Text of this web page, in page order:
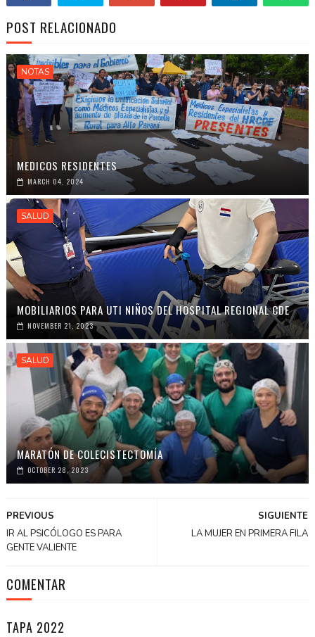
POST RELACIONADO
NOTAS
MEDICOS RESIDENTES
MARCH 04, 2024
SALUD
MOBILIARIOS PARA UTI NIÑOS DEL HOSPITAL REGIONAL CDE
NOVEMBER 21, 2023
SALUD
MARATÓN DE COLECISTECTOMÍA
OCTOBER 28, 2023
SIGUIENTE
LA MUJER EN PRIMERA FILA
PREVIOUS
IR AL PSICÓLOGO ES PARA
GENTE VALIENTE
COMENTAR
TAPA 2022